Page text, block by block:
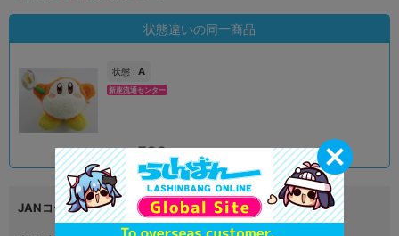
状態違いの同一商品
状態 : A
新座流通センター
在庫あり 790
JANコード 4582702279633